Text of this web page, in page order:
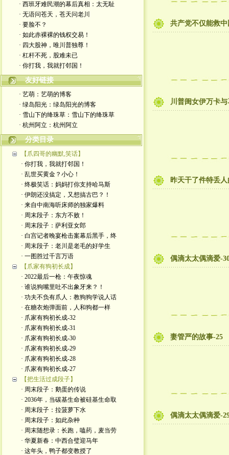
· 西班牙难民潮的幕后真相：太无耻
· 无语问苍天，苍天问老川
· 要脸不？
· 如此赤裸裸的钱权交易！
· 四大股神，唯川普独尊！
· 杠杆不死，股难未已
· 你打我，我就打邻国！
友好链接
· 艺萌：艺萌的博客
· 绿岛阳光：绿岛阳光的博客
· 雪山下的绛珠草：雪山下的绛珠草
· 杭州阿立：杭州阿立
分类目录
【爪四哥的幽默,笑话】
· 你打我，我就打邻国！
· 乱世买黄金？小心！
· 终极笑话：妈妈打你支持哈马斯
· 伊朗还没搞定，又想搞古巴？！
· 来自中南海听床师的独家爆料
· 周末段子：东方不败！
· 周末段子：萨利亚女郎
· 白宫记者晚宴枪击案幕后黑手，终
· 周末段子：老川是老毛的好学生
· 一图胜过千言万语
【爪家有狗初长成】
· 2022最后一枪：午夜惊魂
· 谁说狗嘴里吐不出象牙来？！
· 功夫不负有爪人：教狗狗学说人话
· 在糖衣炮弹面前，人和狗都一样
· 爪家有狗初长成-32
· 爪家有狗初长成-31
· 爪家有狗初长成-30
· 爪家有狗初长成-29
· 爪家有狗初长成-28
· 爪家有狗初长成-27
【把生活过成段子】
· 周末段子：鹅蛋的传说
· 2036年，当碳基生命被硅基生命取
· 周末段子：拉菠萝下水
· 周末段子：如此杂种
· 周末随想录：长跑，嗑药，麦当劳
· 华夏新春：中西合璧迎马年
· 这年头，鸭子都变教授了
共产党不仅能救
川普闺女伊万卡
昨天干了件特丢
偶滴太太偶滴爱-
妻管严的故事-25
偶滴太太偶滴爱-